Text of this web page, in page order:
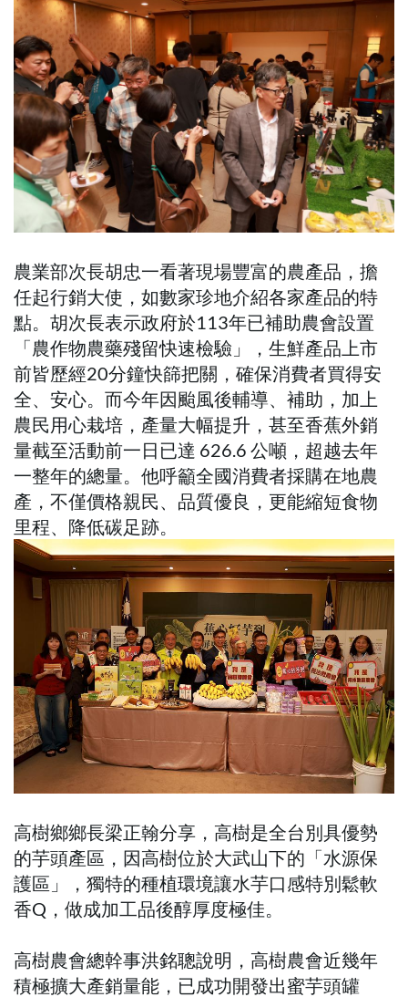
農業部次長胡忠一看著現場豐富的農產品，擔
任起行銷大使，如數家珍地介紹各家產品的特
點。胡次長表示政府於113年已補助農會設置
「農作物農藥殘留快速檢驗」，生鮮產品上市
前皆歷經20分鐘快篩把關，確保消費者買得安
全、安心。而今年因颱風後輔導、補助，加上
農民用心栽培，產量大幅提升，甚至香蕉外銷
量截至活動前一日已達 626.6 公噸，超越去年
一整年的總量。他呼籲全國消費者採購在地農
產，不僅價格親民、品質優良，更能縮短食物
里程、降低碳足跡。
高樹鄉鄉長梁正翰分享，高樹是全台別具優勢
的芋頭產區，因高樹位於大武山下的「水源保
護區」，獨特的種植環境讓水芋口感特別鬆軟
香Q，做成加工品後醇厚度極佳。
高樹農會總幹事洪銘聰說明，高樹農會近幾年
積極擴大產銷量能，已成功開發出蜜芋頭罐